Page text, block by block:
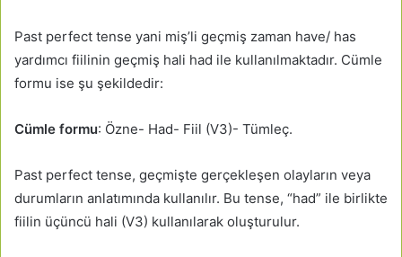
Past perfect tense yani miş’li geçmiş zaman have/ has
yardımcı fiilinin geçmiş hali had ile kullanılmaktadır. Cümle
formu ise şu şekildedir:
Cümle formu: Özne- Had- Fiil (V3)- Tümleç.
Past perfect tense, geçmişte gerçekleşen olayların veya
durumların anlatımında kullanılır. Bu tense, “had” ile birlikte
fiilin üçüncü hali (V3) kullanılarak oluşturulur.